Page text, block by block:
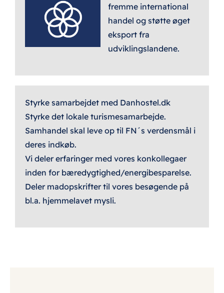
fremme international
handel og støtte øget
eksport fra
udviklingslandene.
Styrke samarbejdet med Danhostel.dk
Styrke det lokale turismesamarbejde.
Samhandel skal leve op til FN´s verdensmål i
deres indkøb.
Vi deler erfaringer med vores konkollegaer
inden for bæredygtighed/energibesparelse.
Deler madopskrifter til vores besøgende på
bl.a. hjemmelavet mysli.